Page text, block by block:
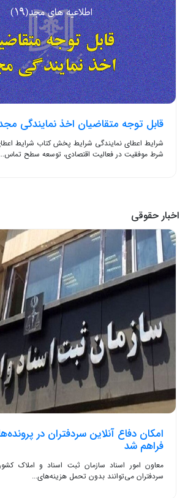
قابل توجه متقاضیان اخذ نمایندگی
شرایط اعطای نمایندگی شرایط پخش کتاب شرایط
شرط موفقیت در فعالیت اقتصادی، توسعه سطح تماس...
اخبار حقوقی
امکان دفاع آنلاین سردفتران در
فراهم شد
معاون امور اسناد سازمان ثبت اسناد و املاک
سردفتران می‌توانند بدون تحمل هزینه‌های...